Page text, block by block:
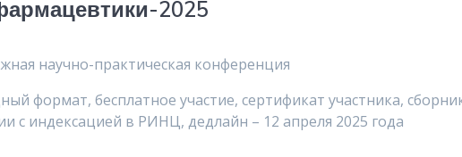
2025
научно-практическая конференция
формат, бесплатное участие, сертификат участника,
с индексацией в РИНЦ, дедлайн – 12 апреля 2025 года